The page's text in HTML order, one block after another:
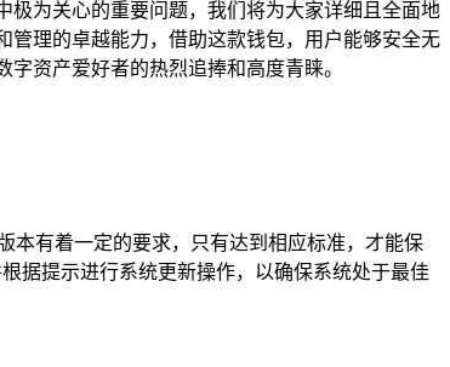
极为关心的重要问题，我们将为大家详细且全面地
管理的卓越能力，借助这款钱包，用户能够安全无
资产爱好者的热烈追捧和高度青睐。
本有着一定的要求，只有达到相应标准，才能保
据提示进行系统更新操作，以确保系统处于最佳